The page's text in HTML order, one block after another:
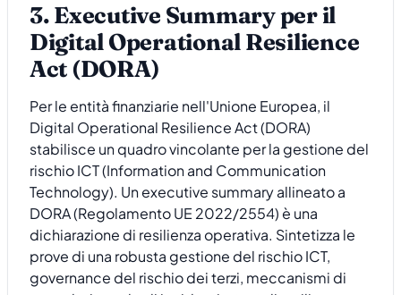
3. Executive Summary per il
Digital Operational Resilience
Act (DORA)
Per le entità finanziarie nell'Unione Europea, il
Digital Operational Resilience Act (DORA)
stabilisce un quadro vincolante per la gestione del
rischio ICT (Information and Communication
Technology). Un executive summary allineato a
DORA (Regolamento UE 2022/2554) è una
dichiarazione di resilienza operativa. Sintetizza le
prove di una robusta gestione del rischio ICT,
governance del rischio dei terzi, meccanismi di